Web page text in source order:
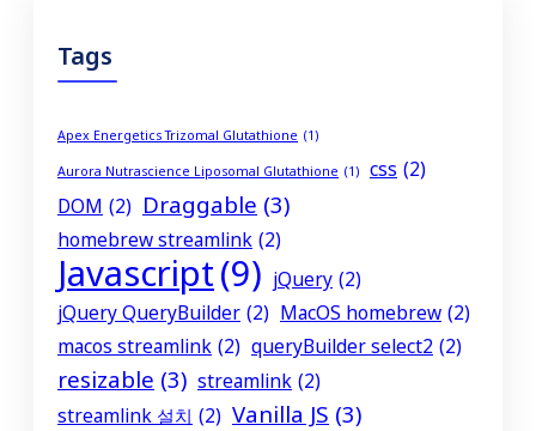
Tags
Apex Energetics Trizomal Glutathione (1)
Aurora Nutrascience Liposomal Glutathione (1) css (2)
DOM (2) Draggable (3)
homebrew streamlink (2)
Javascript(9) jQuery (2)
jQuery QueryBuilder (2) MacOS homebrew (2)
macos streamlink (2) queryBuilder select2 (2)
resizable (3) streamlink (2)
streamlink 설치 (2) Vanilla JS (3)